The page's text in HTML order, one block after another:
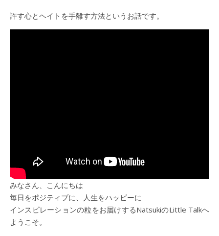
許す心とヘイトを手離す方法というお話です。
みなさん、こんにちは
毎日をポジティブに、人生をハッピーに
インスピレーションの粒をお届けするNatsukiのLittle Talkへ
ようこそ。